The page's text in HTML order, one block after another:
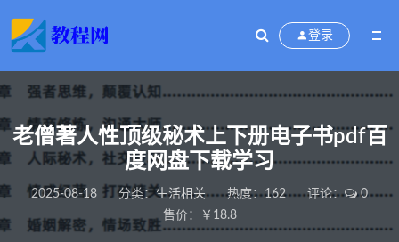
登录
老僧著人性顶级秘术上下册电子书pdf百
度网盘下载学习
2025-08-18 分类：生活相关 热度：162 评论：
0
售价：￥18.8